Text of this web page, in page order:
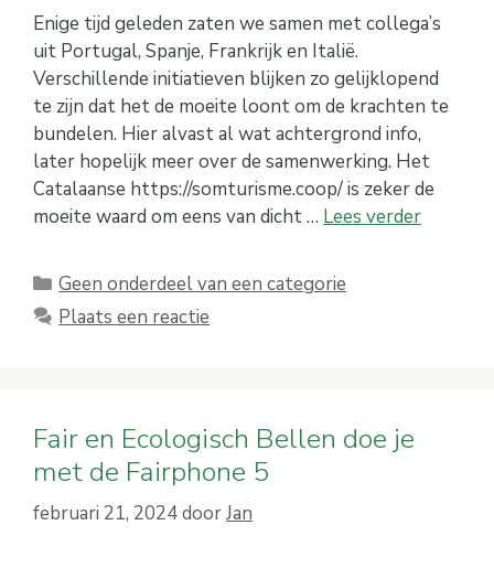
Enige tijd geleden zaten we samen met collega’s
uit Portugal, Spanje, Frankrijk en Italië.
Verschillende initiatieven blijken zo gelijklopend
te zijn dat het de moeite loont om de krachten te
bundelen. Hier alvast al wat achtergrond info,
later hopelijk meer over de samenwerking. Het
Catalaanse https://somturisme.coop/ is zeker de
moeite waard om eens van dicht … Lees verder
Categorieën
Geen onderdeel van een categorie
Plaats een reactie
Fair en Ecologisch Bellen doe je
met de Fairphone 5
februari 21, 2024doorJan